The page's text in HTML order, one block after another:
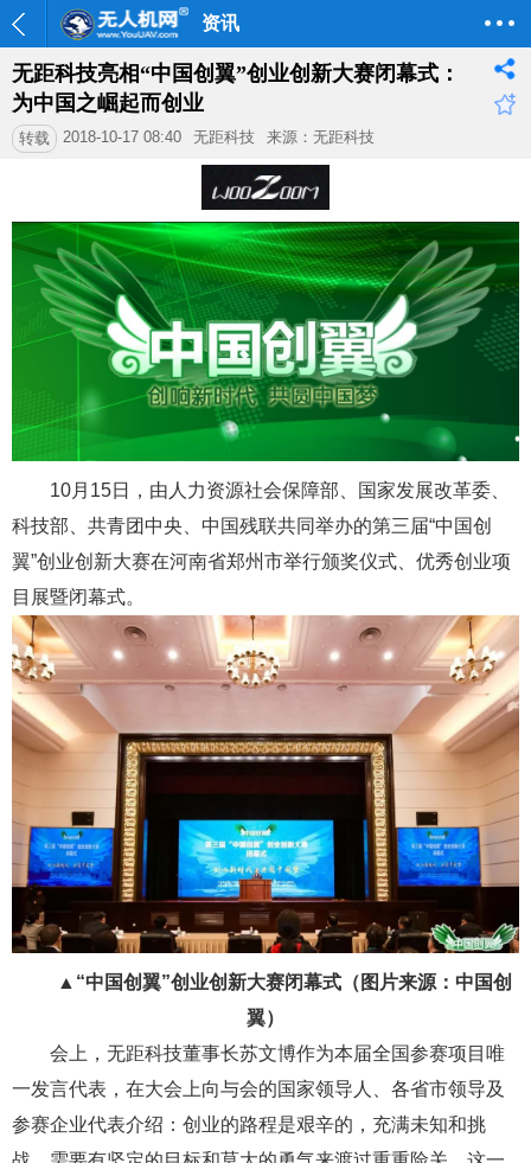
资讯
无距科技亮相“中国创翼”创业创新大赛闭幕式：
为中国之崛起而创业
转载 2018-10-17 08:40 无距科技 来源：无距科技
10月15日，由人力资源社会保障部、国家发展改革委、
科技部、共青团中央、中国残联共同举办的第三届“中国创
翼”创业创新大赛在河南省郑州市举行颁奖仪式、优秀创业项
目展暨闭幕式。
▲“中国创翼”创业创新大赛闭幕式 （图片来源：中国创
翼）
会上，无距科技董事长苏文博作为本届全国参赛项目唯
一发言代表，在大会上向与会的国家领导人、各省市领导及
参赛企业代表介绍：创业的路程是艰辛的，充满未知和挑